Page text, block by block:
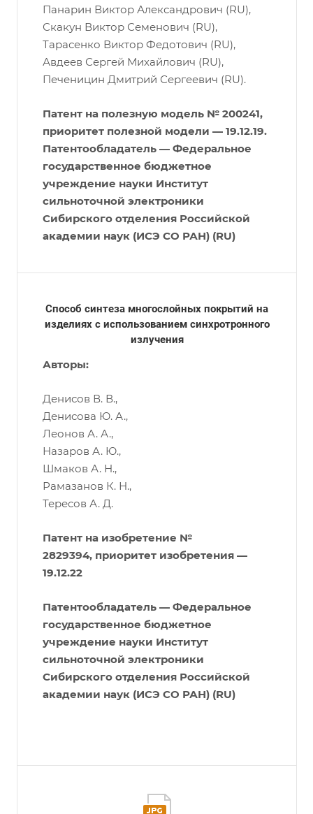
Панарин Виктор Александрович (RU),
Скакун Виктор Семенович (RU),
Тарасенко Виктор Федотович (RU),
Авдеев Сергей Михайлович (RU),
Печеницин Дмитрий Сергеевич (RU).
Патент на полезную модель № 200241,
приоритет полезной модели — 19.12.19.
Патентообладатель — Федеральное
государственное бюджетное
учреждение науки Институт
сильноточной электроники
Сибирского отделения Российской
академии наук (ИСЭ СО РАН) (RU)
Способ синтеза многослойных покрытий на
изделиях с использованием синхротронного
излучения
Авторы:
Денисов В. В.,
Денисова Ю. А.,
Леонов А. А.,
Назаров А. Ю.,
Шмаков А. Н.,
Рамазанов К. Н.,
Тересов А. Д.
Патент на изобретение №
2829394, приоритет изобретения —
19.12.22
Патентообладатель — Федеральное
государственное бюджетное
учреждение науки Институт
сильноточной электроники
Сибирского отделения Российской
академии наук (ИСЭ СО РАН) (RU)